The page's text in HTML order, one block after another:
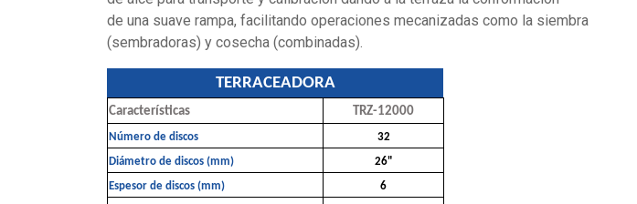
Características TRZ-12000
Número de discos
Espesor de discos (mm)
Espacio entre discos (mm) 450
Peso aproximado (Kg) 4500
Ancho de trabajo (mm) 12200
Ancho de transporte (mm) 5100